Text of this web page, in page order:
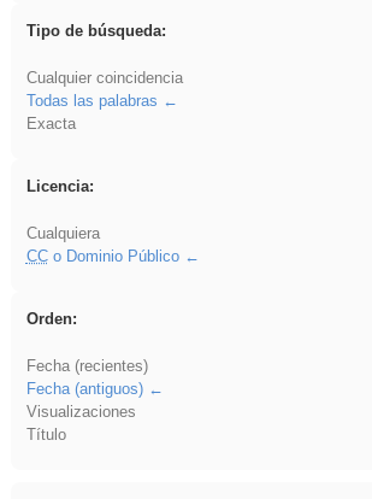
Tipo de búsqueda:
Cualquier coincidencia
Todas las palabras
Exacta
Licencia:
Cualquiera
CCo Dominio Público
Orden:
Fecha (recientes)
Fecha (antiguos)
Visualizaciones
Título